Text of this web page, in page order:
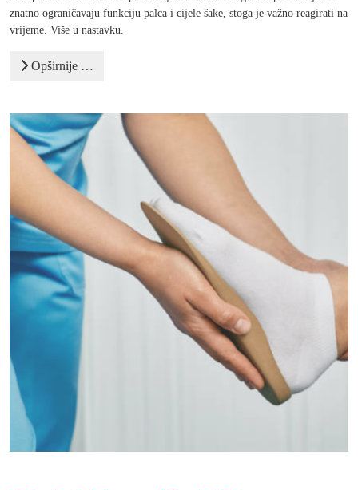
znatno ograničavaju funkciju palca i cijele šake, stoga je važno reagirati na
vrijeme. Više u nastavku.
Opširnije …